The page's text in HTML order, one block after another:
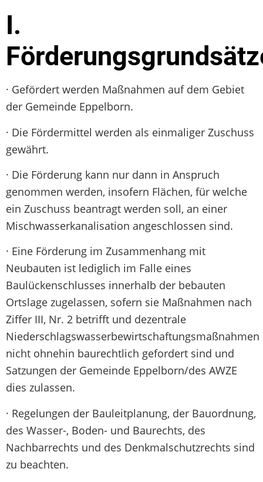
I.
· Gefördert werden Maßnahmen auf dem Gebiet
der Gemeinde Eppelborn.
· Die Fördermittel werden als einmaliger Zuschuss
gewährt.
· Die Förderung kann nur dann in Anspruch
genommen werden, insofern Flächen, für welche
ein Zuschuss beantragt werden soll, an einer
Mischwasserkanalisation angeschlossen sind.
· Eine Förderung im Zusammenhang mit
Neubauten ist lediglich im Falle eines
Baulückenschlusses innerhalb der bebauten
Ortslage zugelassen, sofern sie Maßnahmen nach
Ziffer III, Nr. 2 betrifft und dezentrale
Niederschlagswasserbewirtschaftungsmaßnahmen
nicht ohnehin baurechtlich gefordert sind und
Satzungen der Gemeinde Eppelborn/des AWZE
dies zulassen.
· Regelungen der Bauleitplanung, der Bauordnung,
des Wasser-, Boden- und Baurechts, des
Nachbarrechts und des Denkmalschutzrechts sind
zu beachten.